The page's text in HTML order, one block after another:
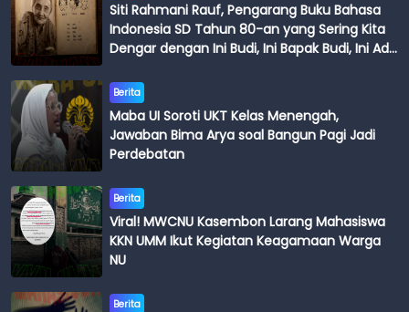
Siti Rahmani Rauf, Pengarang Buku Bahasa
Indonesia SD Tahun 80-an yang Sering Kita
Dengar dengan Ini Budi, Ini Bapak Budi, Ini Adik
Berita
Maba UI Soroti UKT Kelas Menengah,
Jawaban Bima Arya soal Bangun Pagi Jadi
Perdebatan
Berita
Viral! MWCNU Kasembon Larang Mahasiswa
KKN UMM Ikut Kegiatan Keagamaan Warga
NU
Berita